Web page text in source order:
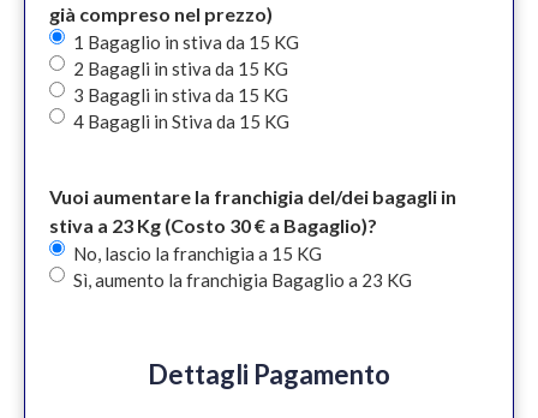
già compreso nel prezzo)
1 Bagaglio in stiva da 15 KG
2 Bagagli in stiva da 15 KG
3 Bagagli in stiva da 15 KG
4 Bagagli in Stiva da 15 KG
Vuoi aumentare la franchigia del/dei bagagli in
stiva a 23 Kg (Costo 30 € a Bagaglio)?
No, lascio la franchigia a 15 KG
Sì, aumento la franchigia Bagaglio a 23 KG
Dettagli Pagamento